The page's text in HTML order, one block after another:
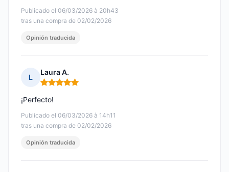
Publicado el 06/03/2026 à 20h43
tras una compra de 02/02/2026
Opinión traducida
L
Laura A.
Nota: 5 de 5
Publicado el 06/03/2026 à 14h11
tras una compra de 02/02/2026
¡Perfecto!
Opinión traducida